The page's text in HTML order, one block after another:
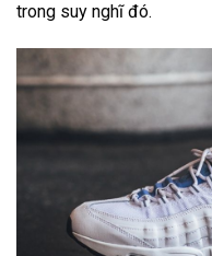
trong suy nghĩ đó.